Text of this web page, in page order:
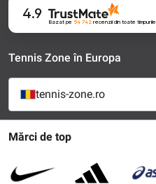
Mărci de top
4.9
Bazat pe 54 742recenziidin toate timpurile
Tennis Zone în Europa
tennis-zone.ro